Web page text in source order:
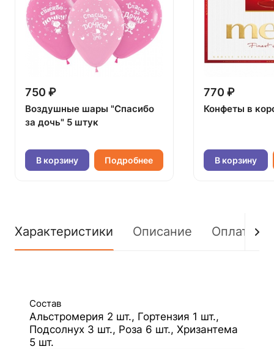
750 ₽
Воздушные шары "Спасибо
за дочь" 5 штук
В корзину Подробнее
770 ₽
Конфеты в
В корзину
Характеристики Описание Оплата
Состав
Альстромерия 2 шт., Гортензия 1 шт.,
Подсолнух 3 шт., Роза 6 шт., Хризантема
5 шт.